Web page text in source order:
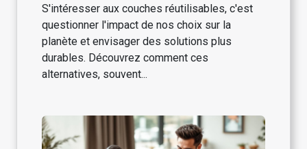
S'intéresser aux couches réutilisables, c'est
questionner l'impact de nos choix sur la
planète et envisager des solutions plus
durables. Découvrez comment ces
alternatives, souvent...